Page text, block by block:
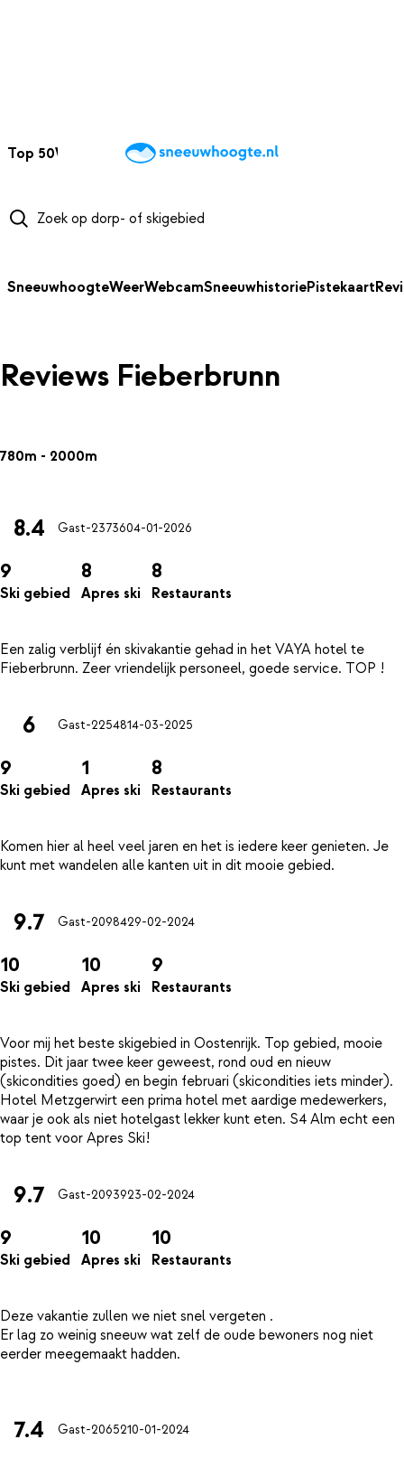
Top 50Webcams WintersportweerKaarten
SneeuwhoogteWeerWebcamSneeuwhistoriePistekaart
Reviews Fieberbrunn
780m - 2000m
8.4 Gast-2373604-01-2026
9
Ski gebied
8
Apres ski
8
Restaurants
Een zalig verblijf én skivakantie gehad in het VAYA hotel te
6 Gast-2254814-03-2025
9
Ski gebied
1
Apres ski
8
Restaurants
Komen hier al heel veel jaren en het is iedere keer genieten. Je
9.7 Gast-2098429-02-2024
10
Ski gebied
10
Apres ski
9
Restaurants
Voor mij het beste skigebied in Oostenrijk. Top gebied, mooie
pistes. Dit jaar twee keer geweest, rond oud en nieuw
(skicondities goed) en begin februari (skicondities iets minder).
Hotel Metzgerwirt een prima hotel met aardige medewerkers,
waar je ook als niet hotelgast lekker kunt eten. S4 Alm echt een
9.7 Gast-2093923-02-2024
9
Ski gebied
10
Apres ski
10
Restaurants
Deze vakantie zullen we niet snel vergeten .
Er lag zo weinig sneeuw wat zelf de oude bewoners nog niet
eerder meegemaakt hadden.
7.4 Gast-2065210-01-2024